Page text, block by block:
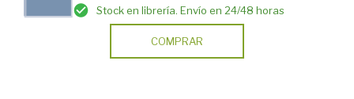
Stock en librería. Envío en 24/48 horas
COMPRAR